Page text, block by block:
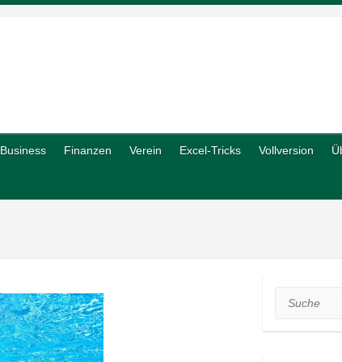
Business Finanzen Verein Excel-Tricks Vollversion
Suche